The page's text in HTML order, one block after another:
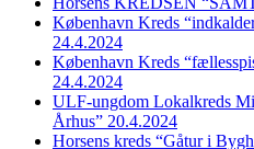
København Kreds
24.4.2024
København Kreds
24.4.2024
ULF-ungdom Lokalkreds
Århus” 20.4.2024
Horsens kreds “Gåtur i